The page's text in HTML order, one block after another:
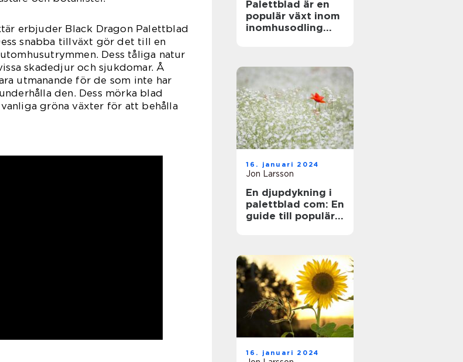
erbjuder Black Dragon Palettblad
snabba tillväxt gör det till en
Dess tåliga natur
skadedjur och sjukdomar. Å
utmanande för de som inte har
den. Dess mörka blad
gröna växter för att behålla
Palettblad är en
populär växt inom
inomhusodling
sina vackra färger
och mönster
16. januari 2024
Jon Larsson
En djupdykning i
palettblad com: En
guide till populära
16. januari 2024